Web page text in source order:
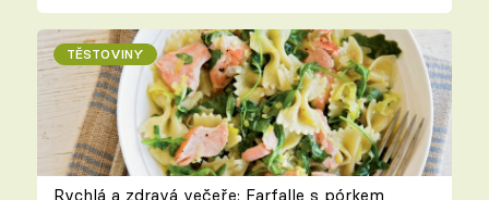
TĚSTOVINY
Rychlá a zdravá večeře: Farfalle s pórkem